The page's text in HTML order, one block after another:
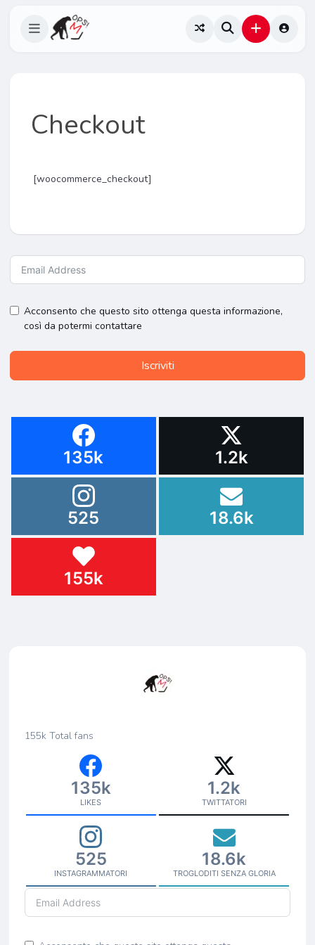
Checkout
[woocommerce_checkout]
Acconsento che questo sito ottenga questa informazione,
così da potermi contattare
Iscriviti
135k 1.2k
525 18.6k
155k
155k Total fans
135k
LIKES
1.2k
TWITTATORI
525
INSTAGRAMMATORI
18.6k
TROGLODITI SENZA GLORIA